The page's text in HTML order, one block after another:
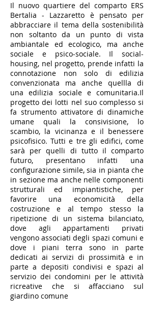
Il nuovo quartiere del comparto ERS
Bertalia - Lazzaretto è pensato per
abbracciare il tema della sostenibilità
non soltanto da un punto di vista
ambiantale ed ecologico, ma anche
sociale e psico-sociale. Il social-
housing, nel progetto, prende infatti la
connotazione non solo di edilizia
convenzionata ma anche quellla di
una edilizia sociale e comunitaria.Il
progetto dei lotti nel suo complesso si
fa strumento attivatore di dinamiche
umane quali la consivisione, lo
scambio, la vicinanza e il benessere
psicofisico. Tutti e tre gli edifici, come
sarà per quelli di tutto il comparto
futuro, presentano infatti una
configurazione simile, sia in pianta che
in sezione ma anche nelle componenti
strutturali ed impiantistiche, per
favorire una economicità della
costruzione e al tempo stesso la
ripetizione di un sistema bilanciato,
dove agli appartamenti privati
vengono associati degli spazi comuni e
dove i piani terra sono in parte
dedicati ai servizi di prossimità e in
parte a depositi condivisi e spazi al
servizio dei condomini per le attività
ricreative che si affacciano sul
giardino comune